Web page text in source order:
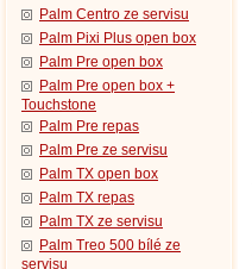
Palm Centro ze servisu
Palm Pixi Plus open box
Palm Pre open box
Palm Pre open box +
Touchstone
Palm Pre repas
Palm Pre ze servisu
Palm TX open box
Palm TX repas
Palm TX ze servisu
Palm Treo 500 bílé ze
servisu